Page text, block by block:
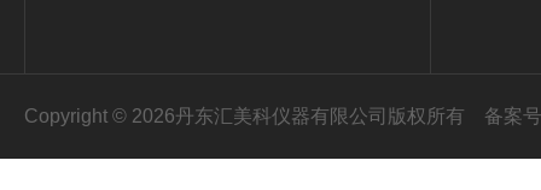
Copyright © 2026丹东汇美科仪器有限公司版权所有 备案